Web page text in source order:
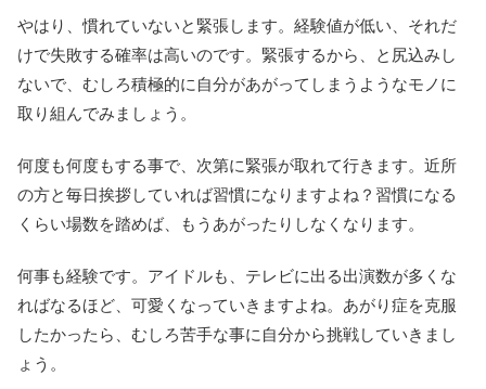
やはり、慣れていないと緊張します。経験値が低い、それだ
けで失敗する確率は高いのです。緊張するから、と尻込みし
ないで、むしろ積極的に自分があがってしまうようなモノに
取り組んでみましょう。
何度も何度もする事で、次第に緊張が取れて行きます。近所
の方と毎日挨拶していれば習慣になりますよね？習慣になる
くらい場数を踏めば、もうあがったりしなくなります。
何事も経験です。アイドルも、テレビに出る出演数が多くな
ればなるほど、可愛くなっていきますよね。あがり症を克服
したかったら、むしろ苦手な事に自分から挑戦していきまし
ょう。